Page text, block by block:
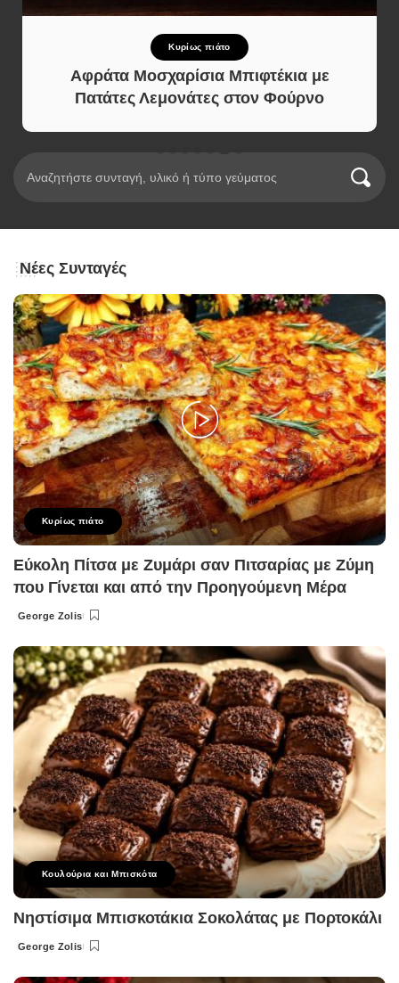
Κυρίως πιάτο
Αφράτα Μοσχαρίσια Μπιφτέκια με
Πατάτες Λεμονάτες στον Φούρνο
Νέες Συνταγές
Κυρίως πιάτο
Εύκολη Πίτσα με Ζυμάρι σαν Πιτσαρίας με Ζύμη
που Γίνεται και από την Προηγούμενη Μέρα
Posted
George Zolis
Κουλούρια και Μπισκότα
Νηστίσιμα Μπισκοτάκια Σοκολάτας με Πορτοκάλι
Posted
George Zolis